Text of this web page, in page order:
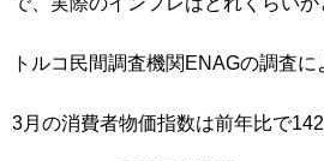
トルコ民間調査機関ENAGの調査に
3月の消費者物価指数は前年比で